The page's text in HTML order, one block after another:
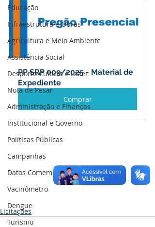
Educação
Infraestrutura e Obras
Agricultura e Meio Ambiente
Assistência Social
Desporto Cultura e Lazer
Nota de Pesar
Administração e Finanças
Institucional e Governo
Políticas Públicas
Campanhas
Datas Comemorativas
Vacinômetro
Dengue
Turismo
PP SRP 009/2025 - Material de
Expediente
Comprar
Licitações